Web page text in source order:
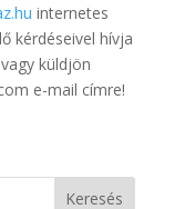
internetes
kérdéseivel hívja
küldjön
e-mail címre!